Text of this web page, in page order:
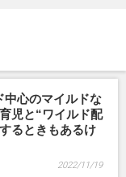
中心のマイルドな
児と“ワイルド配
るときもあるけ
2022/11/19